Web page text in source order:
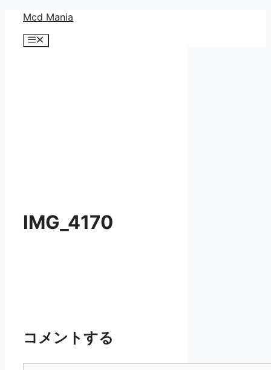
Mcd Mania
メ
IMG_4170
コメントする